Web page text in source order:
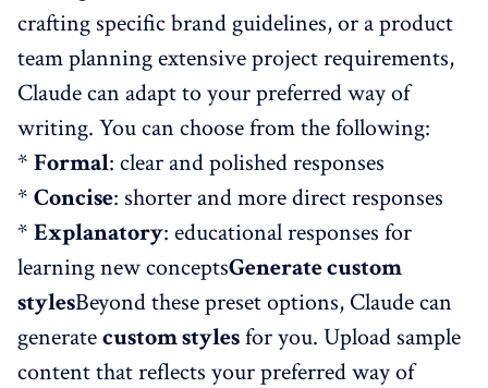
crafting specific brand guidelines, or a product
team planning extensive project requirements,
Claude can adapt to your preferred way of
writing. You can choose from the following:
* Formal: clear and polished responses
* Concise: shorter and more direct responses
* Explanatory: educational responses for
learning new conceptsGenerate custom
stylesBeyond these preset options, Claude can
generatecustom stylesfor you. Upload sample
content that reflects your preferred way of